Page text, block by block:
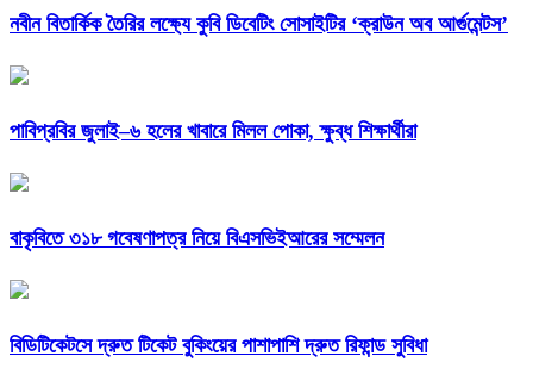
নবীন বিতার্কিক তৈরির লক্ষ্যে কুবি ডিবেটিং সোসাইটির ‘ক্রাউন অব আর্গুমেন্টস’
পাবিপ্রবির জুলাই–৬ হলের খাবারে মিলল পোকা, ক্ষুব্ধ শিক্ষার্থীরা
বাকৃবিতে ৩১৮ গবেষণাপত্র নিয়ে বিএসভিইআরের সম্মেলন
বিডিটিকেটসে দ্রুত টিকেট বুকিংয়ের পাশাপাশি দ্রুত রিফান্ড সুবিধা